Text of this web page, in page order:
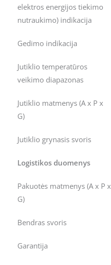
elektros energijos tiekimo
nutraukimo) indikacija
Gedimo indikacija
Jutiklio temperatūros
veikimo diapazonas
Jutiklio matmenys (A x P x
G)
Jutiklio grynasis svoris
Logistikos duomenys
Pakuotės matmenys (A x P x
G)
Bendras svoris
Garantija